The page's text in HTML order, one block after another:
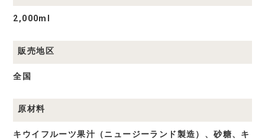
2,000ml
販売地区
全国
原材料
キウイフルーツ果汁（ニュージーランド製造）、砂糖、キ